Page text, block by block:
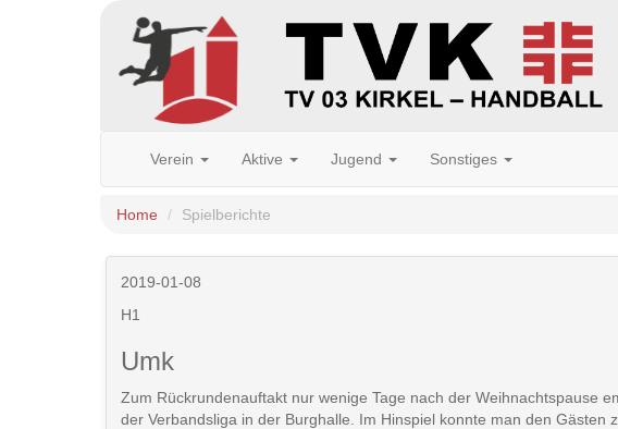
Verein Aktive Jugend Sonstiges
Home Spielberichte
2019-01-08
H1
Umk
Zum Rückrundenauftakt nur wenige Tage nach der Weihnachtspause
der Verbandsliga in der Burghalle. Im Hinspiel konnte man den